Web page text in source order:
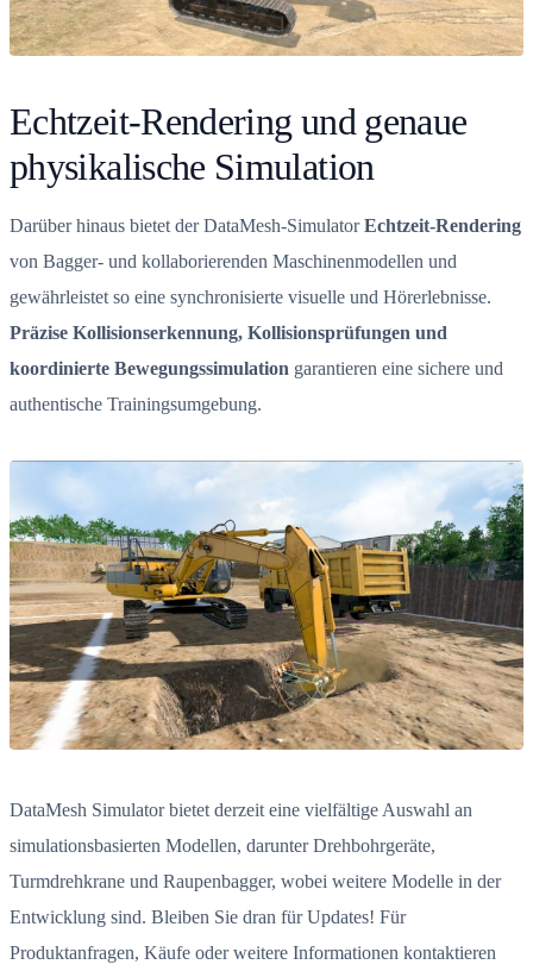
Echtzeit-Rendering und genaue
physikalische Simulation
Darüber hinaus bietet der DataMesh-SimulatorEchtzeit-Rendering
von Bagger- und kollaborierenden Maschinenmodellen und
gewährleistet so eine synchronisierte visuelle und Hörerlebnisse.
Präzise Kollisionserkennung, Kollisionsprüfungen und
koordinierte Bewegungssimulation garantieren eine sichere und
authentische Trainingsumgebung.
DataMesh Simulator bietet derzeit eine vielfältige Auswahl an
simulationsbasierten Modellen, darunter Drehbohrgeräte,
Turmdrehkrane und Raupenbagger, wobei weitere Modelle in der
Entwicklung sind. Bleiben Sie dran für Updates! Für
Produktanfragen, Käufe oder weitere Informationen kontaktieren